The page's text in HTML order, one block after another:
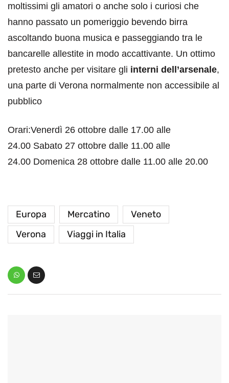
moltissimi gli amatori o anche solo i curiosi che
hanno passato un pomeriggio bevendo birra
ascoltando buona musica e passeggiando tra le
bancarelle allestite in modo accattivante. Un ottimo
pretesto anche per visitare gli interni dell’arsenale,
una parte di Verona normalmente non accessibile al
pubblico
Orari:Venerdì 26 ottobre dalle 17.00 alle
24.00 Sabato 27 ottobre dalle 11.00 alle
24.00 Domenica 28 ottobre dalle 11.00 alle 20.00
Europa Mercatino
Veneto
Verona
Viaggi in Italia